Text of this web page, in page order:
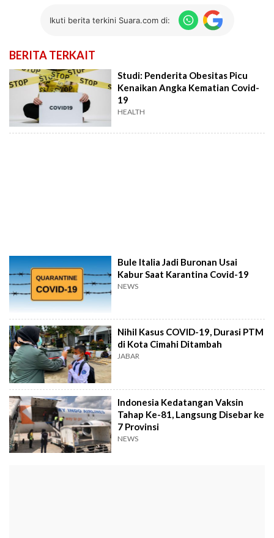
Ikuti berita terkini Suara.com di:
BERITA TERKAIT
Studi: Penderita Obesitas Picu
Kenaikan Angka Kematian Covid-
19
HEALTH
Bule Italia Jadi Buronan Usai
Kabur Saat Karantina Covid-19
NEWS
Nihil Kasus COVID-19, Durasi PTM
di Kota Cimahi Ditambah
JABAR
Indonesia Kedatangan Vaksin
Tahap Ke-81, Langsung Disebar ke
7 Provinsi
NEWS